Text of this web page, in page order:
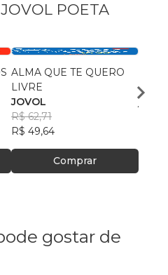
POETA
ALMA QUE TE QUERO
LIVRE
JOVOL
R$ 62,71
R$ 49,64
Comprar
jovol
gostar de